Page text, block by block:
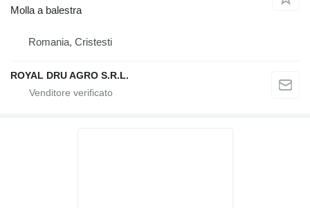
Molla a balestra
Romania, Cristesti
ROYAL DRU AGRO S.R.L.